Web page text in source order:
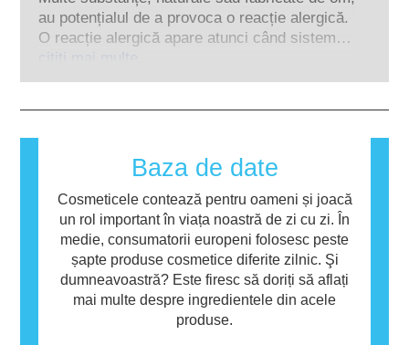
de către experți științifici calificați pe care
companiile sunt obligate legal să le efectueze,
acoperă toate riscurile potențiale, inclusiv cele
alternative la instrumentele de testare pe
animale pentru a evalua siguranța
ingredientelor și produselor cosmetice.
au potențialul de a provoca o reacție alergică.
O reacție alergică apare atunci când sistemul
imunitar al unei persoane reacționează la
personală pot conține ingrediente care pot fi
alergene pentru unele persoane. Acest lucru
nu înseamnă că produsul nu este sigur pentru
utilizarea de către alte persoane.
citiți mai multe
Baza de date
Cosmeticele contează pentru oameni și joacă
un rol important în viața noastră de zi cu zi. În
medie, consumatorii europeni folosesc peste
șapte produse cosmetice diferite zilnic. Şi
dumneavoastră? Este firesc să doriți să aflați
mai multe despre ingredientele din acele
produse.